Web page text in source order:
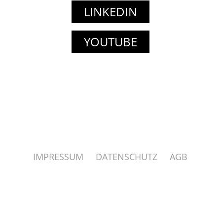
LINKEDIN
YOUTUBE
IMPRESSUM DATENSCHUTZ AGB